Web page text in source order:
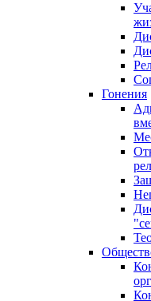
Гонения